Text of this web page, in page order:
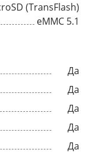
(TransFlash)
eMMC 5.1
Да
Да
Да
Да
Да